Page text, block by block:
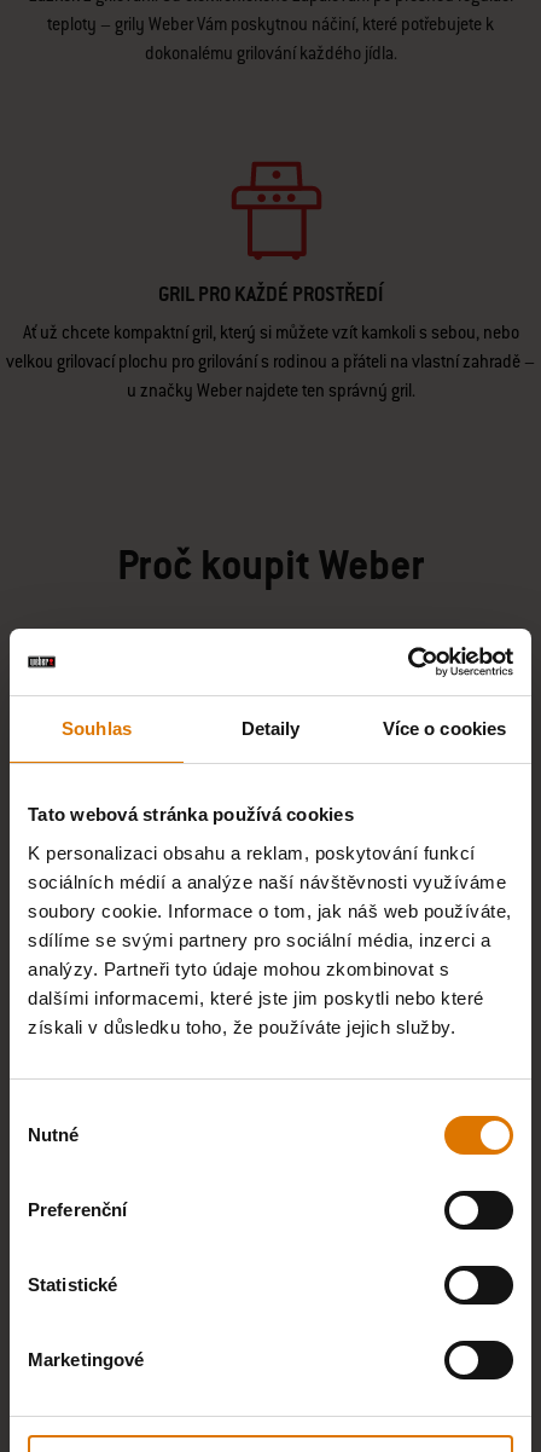
Souhlas Detaily Více o cookies
Tato webová stránka používá cookies
K personalizaci obsahu a reklam, poskytování funkcí
sociálních médií a analýze naší návštěvnosti využíváme
soubory cookie. Informace o tom, jak náš web používáte,
sdílíme se svými partnery pro sociální média, inzerci a
analýzy. Partneři tyto údaje mohou zkombinovat s
dalšími informacemi, které jste jim poskytli nebo které
získali v důsledku toho, že používáte jejich služby.
souhlasu
Nutné
Preferenční
Statistické
Marketingové
teploty – grily Weber Vám poskytnou náčiní, které potřebujete k
dokonalému grilování každého jídla.
GRIL PRO KAŽDÉ PROSTŘEDÍ
Ať už chcete kompaktní gril, který si můžete vzít kamkoli s sebou, nebo
velkou grilovací plochu pro grilování s rodinou a přáteli na vlastní zahradě –
u značky Weber najdete ten správný gril.
Proč koupit Weber
SNADNÁ PLATBA
DOPRAVA A VRÁCENÍ ZDARMA